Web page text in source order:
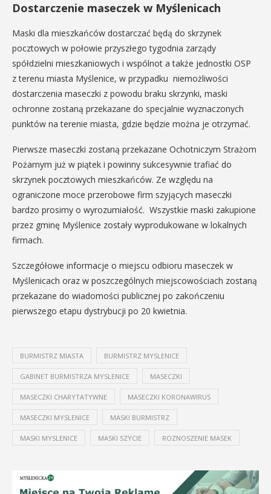
Dostarczenie maseczek w Myślenicach
Maski dla mieszkańców dostarczać będą do skrzynek
pocztowych w połowie przyszłego tygodnia zarządy
spółdzielni mieszkaniowych i wspólnot a także jednostki OSP
z terenu miasta Myślenice, w przypadku niemożliwości
dostarczenia maseczki z powodu braku skrzynki, maski
ochronne zostaną przekazane do specjalnie wyznaczonych
punktów na terenie miasta, gdzie będzie można je otrzymać.
Pierwsze maseczki zostaną przekazane Ochotniczym Strażom
Pożarnym już w piątek i powinny sukcesywnie trafiać do
skrzynek pocztowych mieszkańców. Ze względu na
ograniczone moce przerobowe firm szyjących maseczki
bardzo prosimy o wyrozumiałość. Wszystkie maski zakupione
przez gminę Myślenice zostały wyprodukowane w lokalnych
firmach.
Szczegółowe informacje o miejscu odbioru maseczek w
Myślenicach oraz w poszczególnych miejscowościach zostaną
przekazane do wiadomości publicznej po zakończeniu
pierwszego etapu dystrybucji po 20 kwietnia.
BURMISTRZ MIASTA BURMISTRZ MYSLENICE
GABINET BURMISTRZA MYSLENICE MASECZKI
MASECZKI CHARYTATYWNE MASECZKI KORONAWIRUS
MASECZKI MYSLENICE MASKI BURMISTRZ
MASKI MYSLENICE MASKI SZYCIE ROZNOSZENIE MASEK